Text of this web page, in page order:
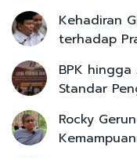
Kehadiran
terhadap
BPK
Standar
Rocky